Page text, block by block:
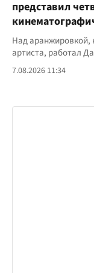
представил
Над аранжировкой,
артиста, работал
7.08.2026 11:34